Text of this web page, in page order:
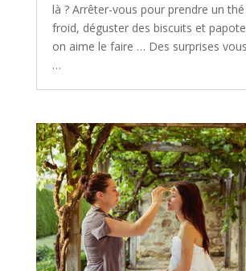
là ? Arrêter-vous pour prendre un
froid, déguster des biscuits et
on aime le faire … Des surprises
…